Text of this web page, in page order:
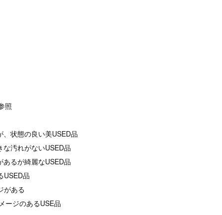
照
状態の良い美USED品
汚れがないUSED品
るが綺麗なUSED品
品
がある
ジのあるUSE品